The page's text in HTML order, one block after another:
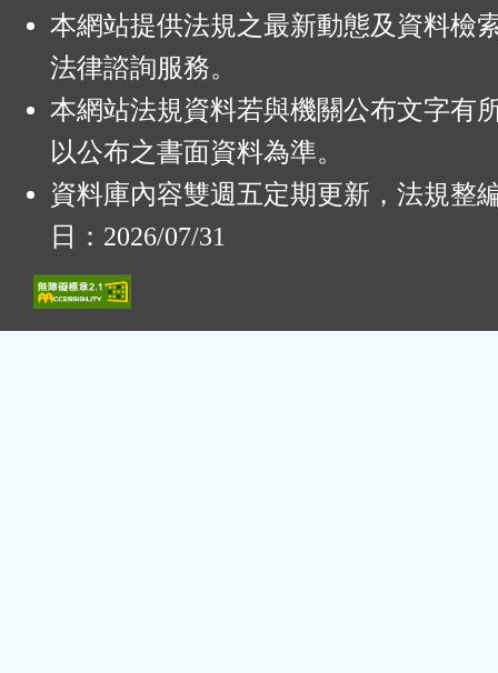
本網站提供法規之最新動態及資料檢
法律諮詢服務。
本網站法規資料若與機關公布文字有
以公布之書面資料為準。
資料庫內容雙週五定期更新，法規整
日：2026/07/31